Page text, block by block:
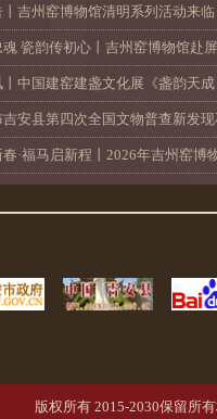
吉州窑博物馆清明系列活动来临
瓷韵传初心丨吉州窑博物馆赴
丨中国建窑建盏文化展《盏韵天
吉安县第四次全国文物普查新发
·福马启新程丨2026年吉州窑博
版权所有 2015-2030保留所有